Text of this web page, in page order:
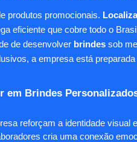
produtos promocionais.
eficiente que cobre todo o
de desenvolver brindessob
a empresa está
em Brindes
reforçam a identidade visual
cria uma conexão